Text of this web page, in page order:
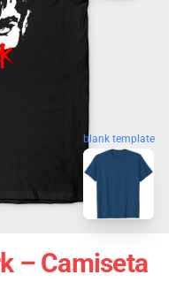
blank template
– Camiseta